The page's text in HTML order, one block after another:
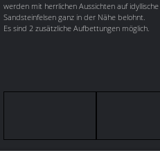
werden mit herrlichen Aussichten auf
Sandsteinfelsen ganz in der Nähe belohnt.
Es sind 2 zusätzliche Aufbettungen möglich.